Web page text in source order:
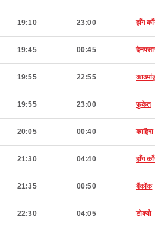
19:10 23:00 हाँग
19:45 00:45
19:55 22:55
19:55 23:00 फुकेत
20:05 00:40 काहिरा
21:30 04:40 हाँग
21:35 00:50 बैंकॉक
22:30 04:05 टोक्यो